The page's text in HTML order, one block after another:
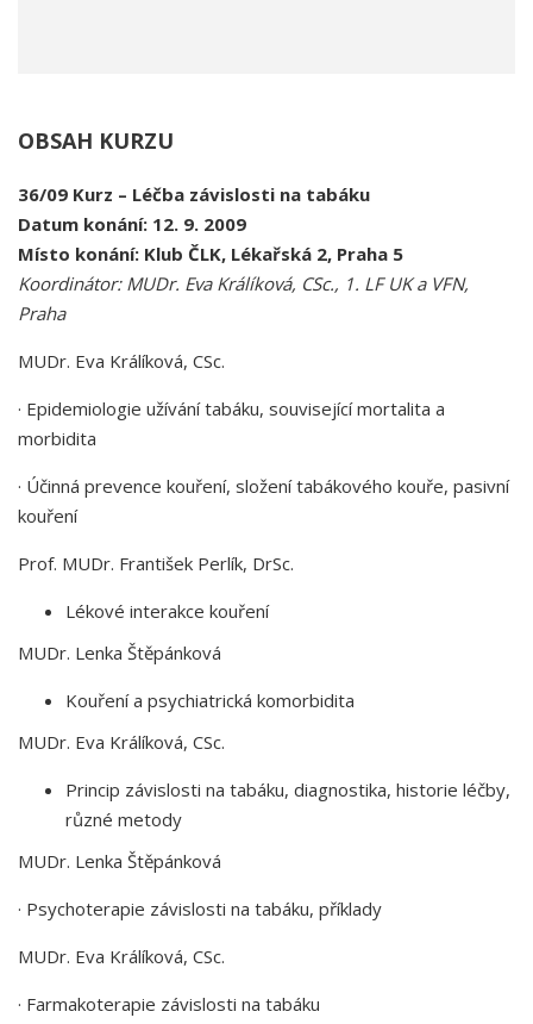
OBSAH KURZU
36/09 Kurz – Léčba závislosti na tabáku
Datum konání: 12. 9. 2009
Místo konání: Klub ČLK, Lékařská 2, Praha 5
Koordinátor: MUDr. Eva Králíková, CSc., 1. LF UK a VFN,
Praha
MUDr. Eva Králíková, CSc.
· Epidemiologie užívání tabáku, související mortalita a
morbidita
· Účinná prevence kouření, složení tabákového kouře, pasivní
kouření
Prof. MUDr. František Perlík, DrSc.
Lékové interakce kouření
MUDr. Lenka Štěpánková
Kouření a psychiatrická komorbidita
MUDr. Eva Králíková, CSc.
Princip závislosti na tabáku, diagnostika, historie léčby,
různé metody
MUDr. Lenka Štěpánková
· Psychoterapie závislosti na tabáku, příklady
MUDr. Eva Králíková, CSc.
· Farmakoterapie závislosti na tabáku